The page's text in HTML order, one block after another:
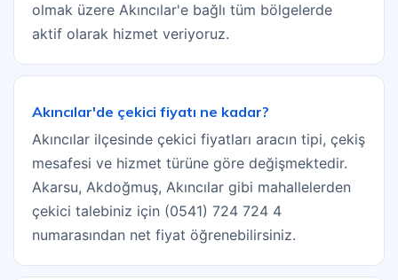
olmak üzere Akıncılar'e bağlı tüm bölgelerde
aktif olarak hizmet veriyoruz.
Akıncılar'de çekici fiyatı ne kadar?
Akıncılar ilçesinde çekici fiyatları aracın tipi, çekiş
mesafesi ve hizmet türüne göre değişmektedir.
Akarsu, Akdoğmuş, Akıncılar gibi mahallelerden
çekici talebiniz için (0541) 724 724 4
numarasından net fiyat öğrenebilirsiniz.